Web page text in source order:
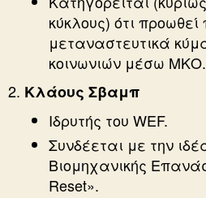
κύκλους) ότι
μεταναστευτικά
κοινωνιών μέσω ΜΚΟ.
Κλάους Σβαμπ
Ιδρυτής του WEF.
Συνδέεται με την
Βιομηχανικής
Reset».